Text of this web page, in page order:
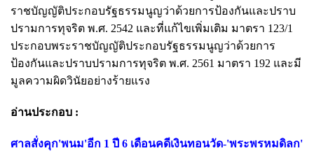
ราชบัญญัติประกอบรัฐธรรมนูญว่าด้วยการป้องกันและปราบ
ปรามการทุจริต พ.ศ. 2542 และที่แก้ไขเพิ่มเติม มาตรา 123/1
ประกอบพระราชบัญญัติประกอบรัฐธรรมนูญว่าด้วยการ
ป้องกันและปราบปรามการทุจริต พ.ศ. 2561 มาตรา 192 และมี
มูลความผิดวินัยอย่างร้ายแรง
อ่านประกอบ :
ศาลสั่งคุก'พนม'อีก 1 ปี 6 เดือนคดีเงินทอนวัด-'พระพรหมดิลก'